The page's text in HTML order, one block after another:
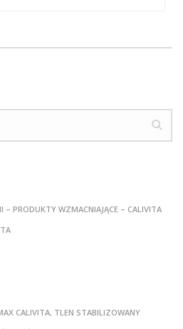
– PRODUKTY WZMACNIAJĄCE – CALIVITA
CALIVITA, TLEN STABILIZOWANY